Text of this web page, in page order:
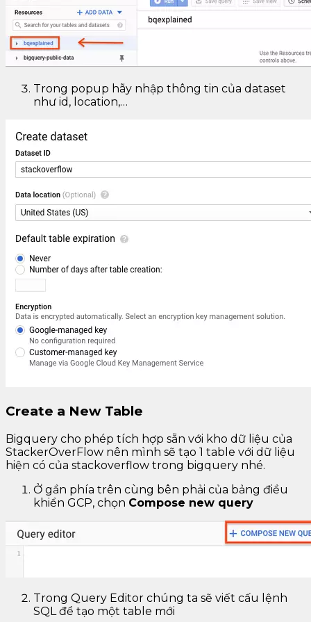
Trong popup hãy nhập thông tin của dataset
như id, location,…
Create a New Table
Bigquery cho phép tích hợp sẵn với kho dữ liệu của
StackerOverFlow nên mình sẽ tạo 1 table với dữ liệu
hiện có của stackoverflow trong bigquery nhé.
Ở gần phía trên cùng bên phải của bảng điều
khiển GCP, chọn Compose new query
Trong Query Editor chúng ta sẽ viết cấu lệnh
SQL để tạo một table mới